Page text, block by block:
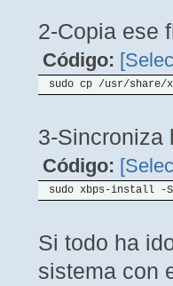
2-Copia ese
Código:
sudo cp /usr/share/
3-Sincroniza
Código:
sudo xbps-install -S
Si todo ha
sistema con